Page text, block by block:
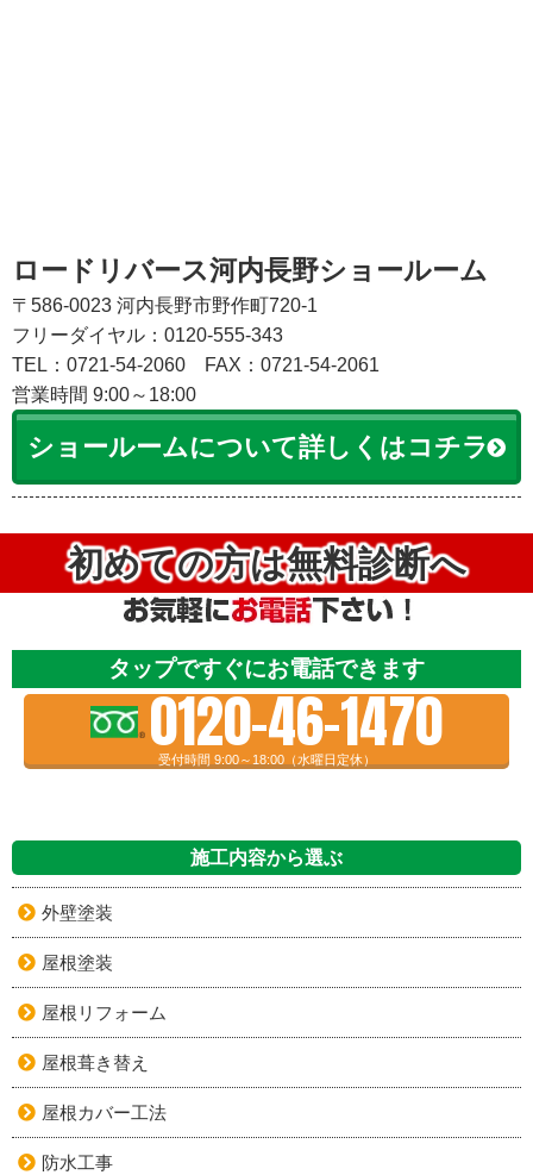
ロードリバース河内長野ショールーム
〒586-0023 河内長野市野作町720-1
フリーダイヤル：0120-555-343
TEL：0721-54-2060
FAX：0721-54-2061
営業時間 9:00～18:00
ショールームについて詳しくはコチラ
初めての方は無料診断へ
タップですぐにお電話できます
0120-46-1470
受付時間 9:00～18:00（水曜日定休）
施工内容から選ぶ
外壁塗装
屋根塗装
屋根リフォーム
屋根葺き替え
屋根カバー工法
防水工事